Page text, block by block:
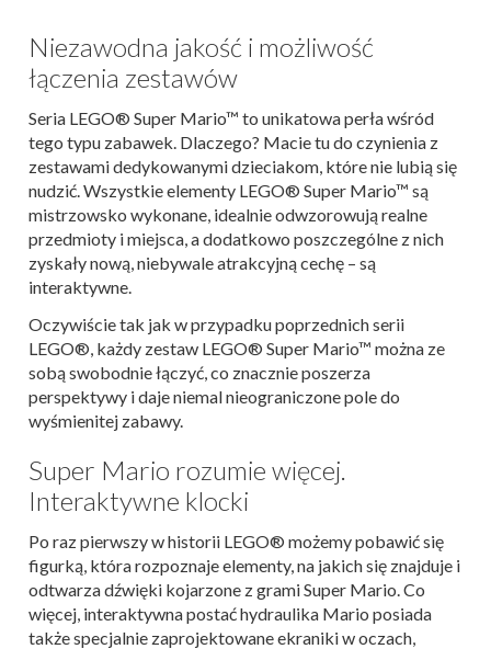
Niezawodna jakość i możliwość
łączenia zestawów
Seria LEGO® Super Mario™ to unikatowa perła wśród
tego typu zabawek. Dlaczego? Macie tu do czynienia z
zestawami dedykowanymi dzieciakom, które nie lubią się
nudzić. Wszystkie elementy LEGO® Super Mario™ są
mistrzowsko wykonane, idealnie odwzorowują realne
przedmioty i miejsca, a dodatkowo poszczególne z nich
zyskały nową, niebywale atrakcyjną cechę – są
interaktywne.
Oczywiście tak jak w przypadku poprzednich serii
LEGO®, każdy zestaw LEGO® Super Mario™ można ze
sobą swobodnie łączyć, co znacznie poszerza
perspektywy i daje niemal nieograniczone pole do
wyśmienitej zabawy.
Super Mario rozumie więcej.
Interaktywne klocki
Po raz pierwszy w historii LEGO® możemy pobawić się
figurką, która rozpoznaje elementy, na jakich się znajduje i
odtwarza dźwięki kojarzone z grami Super Mario. Co
więcej, interaktywna postać hydraulika Mario posiada
także specjalnie zaprojektowane ekraniki w oczach,